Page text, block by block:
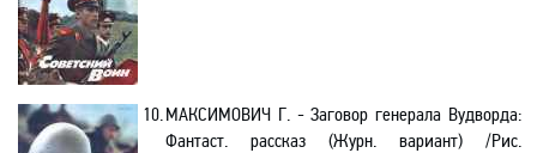
10.МАКСИМОВИЧ Г. - Заговор генерала Вудворда:
Фантаст. рассказ (Журн. вариант) /Рис.